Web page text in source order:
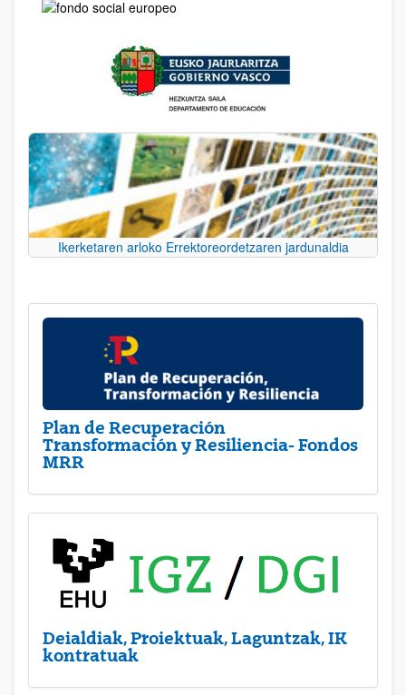
Ikerketaren arloko Errektoreordetzaren jardunaldia
Plan de Recuperación
Transformación y Resiliencia- Fondos
MRR
Deialdiak, Proiektuak, Laguntzak, IK
kontratuak